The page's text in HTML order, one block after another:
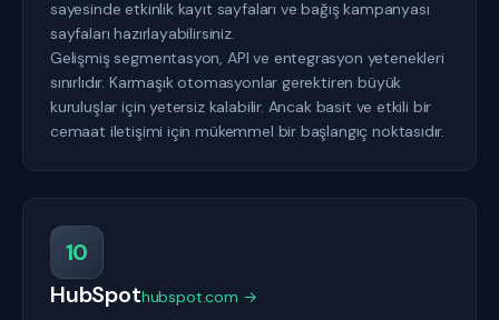
sayesinde etkinlik kayıt sayfaları ve bağış kampanyası
sayfaları hazırlayabilirsiniz.
Gelişmiş segmentasyon, API ve entegrasyon yetenekleri
sınırlıdır. Karmaşık otomasyonlar gerektiren büyük
kuruluşlar için yetersiz kalabilir. Ancak basit ve etkili bir
cemaat iletişimi için mükemmel bir başlangıç noktasıdır.
10
HubSpothubspot.com →